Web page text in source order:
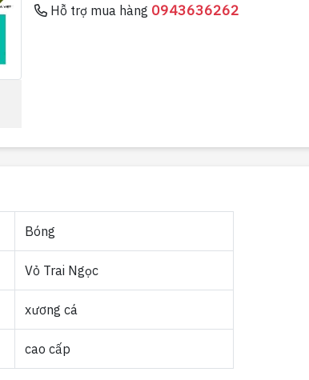
Hỗ trợ mua hàng 0943636262
Bóng
Vỏ Trai Ngọc
xương cá
cao cấp